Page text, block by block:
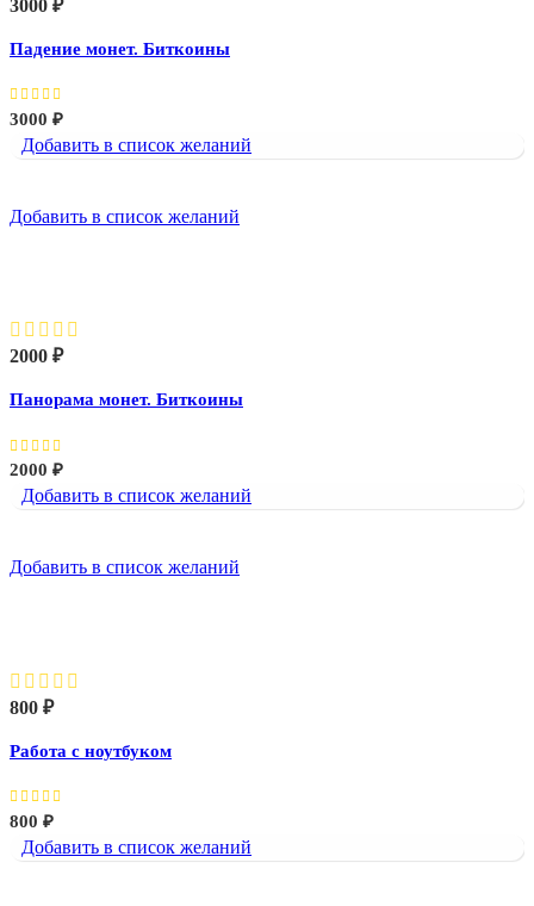
3000 ₽
Падение монет. Биткоины
3000 ₽
Добавить в список желаний
Добавить в список желаний
2000 ₽
Панорама монет. Биткоины
2000 ₽
Добавить в список желаний
Добавить в список желаний
800 ₽
Работа с ноутбуком
800 ₽
Добавить в список желаний